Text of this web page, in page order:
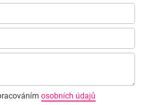
osobních údajů